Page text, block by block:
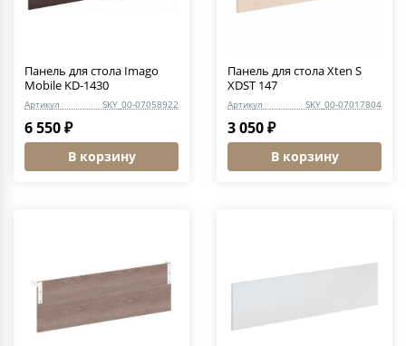
Панель для стола Imago
Mobile KD-1430
Артикул SKY_00-07058922
6 550 ₽
В корзину
Панель для стола Xten S
XDST 147
Артикул SKY_00-07017804
3 050 ₽
В корзину